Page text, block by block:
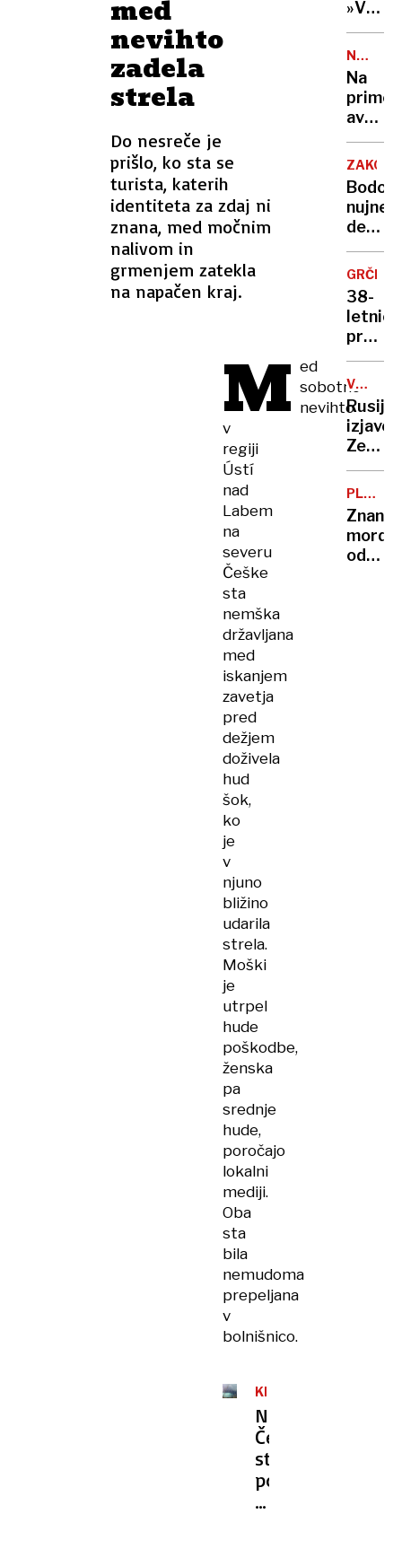
med
nevihto
zadela
strela
Do nesreče je
prišlo, ko sta se
turista, katerih
identiteta za zdaj ni
znana, med močnim
nalivom in
grmenjem zatekla
na napačen kraj.
M ed
sobotno
nevihto
v
regiji
Ústí
nad
Labem
na
severu
Češke
sta
nemška
državljana
med
iskanjem
zavetja
pred
dežjem
doživela
hud
šok,
ko
je
v
njuno
bližino
udarila
strela.
Moški
je
utrpel
hude
poškodbe,
ženska
pa
srednje
hude,
poročajo
lokalni
mediji.
Oba
sta
bila
nemudoma
prepeljana
v
bolnišnico.
KRONIKA
Na
Češkem
strela
poškodovala
18
»V
glavi
sem
imel
ki se
mi je
zdaj
sesul.«
NA
CESTI
Na
45
minut,
zastoji
tudi
na
Bodo
nujne
deleže
pri
z
novo
ukinili?
GRČIJA
38-
letnici
pred
v
rokah
bomba
VOJNA
V
Rusija
izjave
za
KOVINE
morda
odkrili,